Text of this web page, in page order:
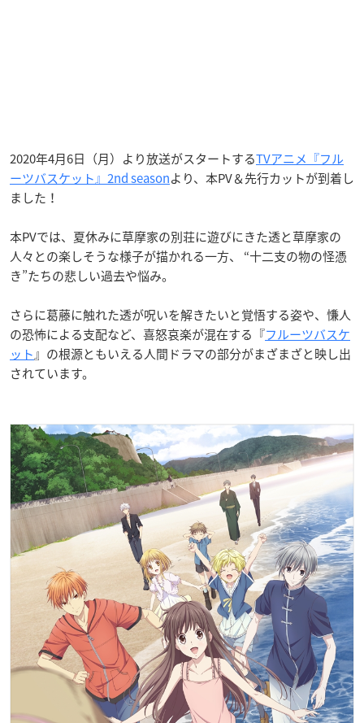
2020年4月6日（月）より放送がスタートするTVアニメ『フル
ーツバスケット』2nd seasonより、本PV＆先行カットが到着し
ました！
本PVでは、夏休みに草摩家の別荘に遊びにきた透と草摩家の
人々との楽しそうな様子が描かれる一方、 “十二支の物の怪憑
き”たちの悲しい過去や悩み。
さらに葛藤に触れた透が呪いを解きたいと覚悟する姿や、慊人
の恐怖による支配など、喜怒哀楽が混在する『フルーツバスケ
ット』の根源ともいえる人間ドラマの部分がまざまざと映し出
されています。